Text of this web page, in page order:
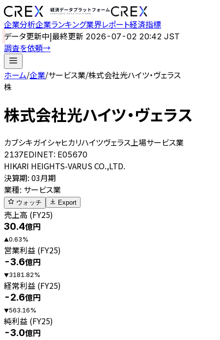
企業分析企業ランキング業界レポート経済指標
データ更新中|最終更新 2026-07-02 20:42 JST
調査を依頼→
ホーム/企業/サービス業/株式会社光ハイツ・ヴェラス
株
株式会社光ハイツ・ヴェラス
カブシキガイシャヒカリハイツヴェラス 上場サービス業
2137EDINET: E05670
HIKARI HEIGHTS-VARUS CO.,LTD.
決算期: 03月期
業種: サービス業
ウォッチ Export
売上高 (FY25)
30.4億円
▲0.63%
営業利益 (FY25)
-3.6億円
▼3181.82%
経常利益 (FY25)
-2.6億円
▼563.16%
純利益 (FY25)
-3.0億円